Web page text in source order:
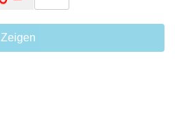
Zeigen